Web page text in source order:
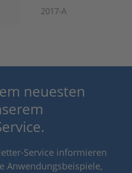
2017-A
neuesten
Service informieren
Anwendungsbeispiele,